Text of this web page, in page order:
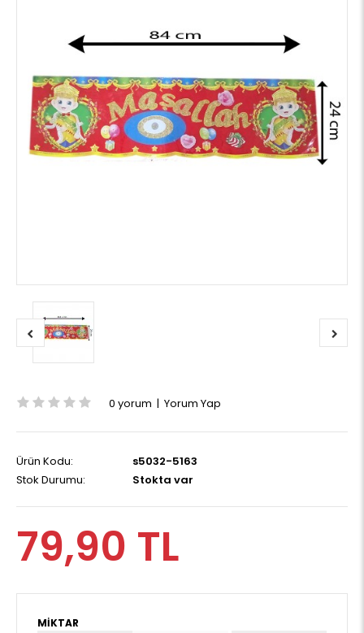
0 yorum | Yorum Yap
Ürün Kodu:
s5032-5163
Stok Durumu:
Stokta var
79,90 TL
MIKTAR